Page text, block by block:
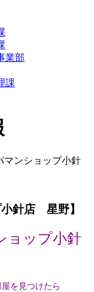
業部
課
マンショップ小針
針店 星野】
ョップ小針
を見つけたら